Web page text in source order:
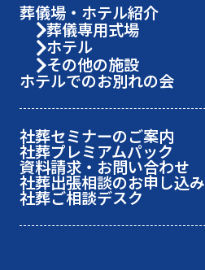
葬儀場・ホテル紹介
葬儀専用式場
ホテル
その他の施設
ホテルでのお別れの会
社葬セミナーのご案内
社葬プレミアムパック
資料請求・お問い合わせ
社葬出張相談のお申し込み
社葬ご相談デスク